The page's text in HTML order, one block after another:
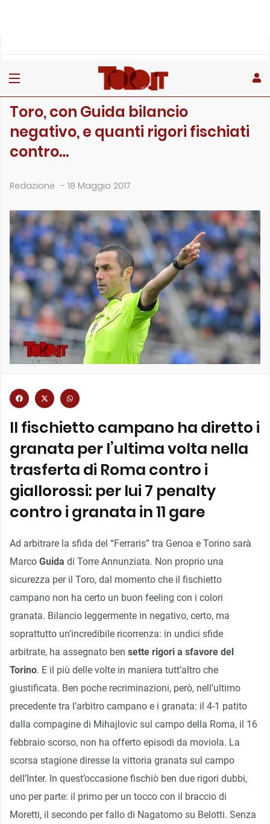
Toro, con Guida bilancio
negativo, e quanti rigori fischiati
contro…
Redazione - 18 Maggio 2017
Il fischietto campano ha diretto i
granata per l’ultima volta nella
trasferta di Roma contro i
giallorossi: per lui 7 penalty
contro i granata in 11 gare
Ad arbitrare la sfida del “Ferraris” tra Genoa e Torino sarà
Marco Guida di Torre Annunziata. Non proprio una
sicurezza per il Toro, dal momento che il fischietto
campano non ha certo un buon feeling con i colori
granata. Bilancio leggermente in negativo, certo, ma
soprattutto un’incredibile ricorrenza: in undici sfide
arbitrate, ha assegnato ben sette rigori a sfavore del
Torino. E il più delle volte in maniera tutt’altro che
giustificata. Ben poche recriminazioni, però, nell’ultimo
precedente tra l’arbitro campano e i granata: il 4-1 patito
dalla compagine di Mihajlovic sul campo della Roma, il 16
febbraio scorso, non ha offerto episodi da moviola. La
scorsa stagione diresse la vittoria granata sul campo
dell’Inter. In quest’occasione fischiò ben due rigori dubbi,
uno per parte: il primo per un tocco con il braccio di
Moretti, il secondo per fallo di Nagatomo su Belotti. Senza